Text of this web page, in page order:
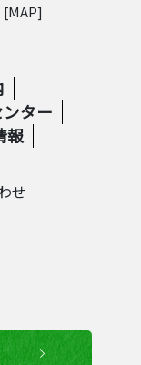
[MAP]
ター
報
せ